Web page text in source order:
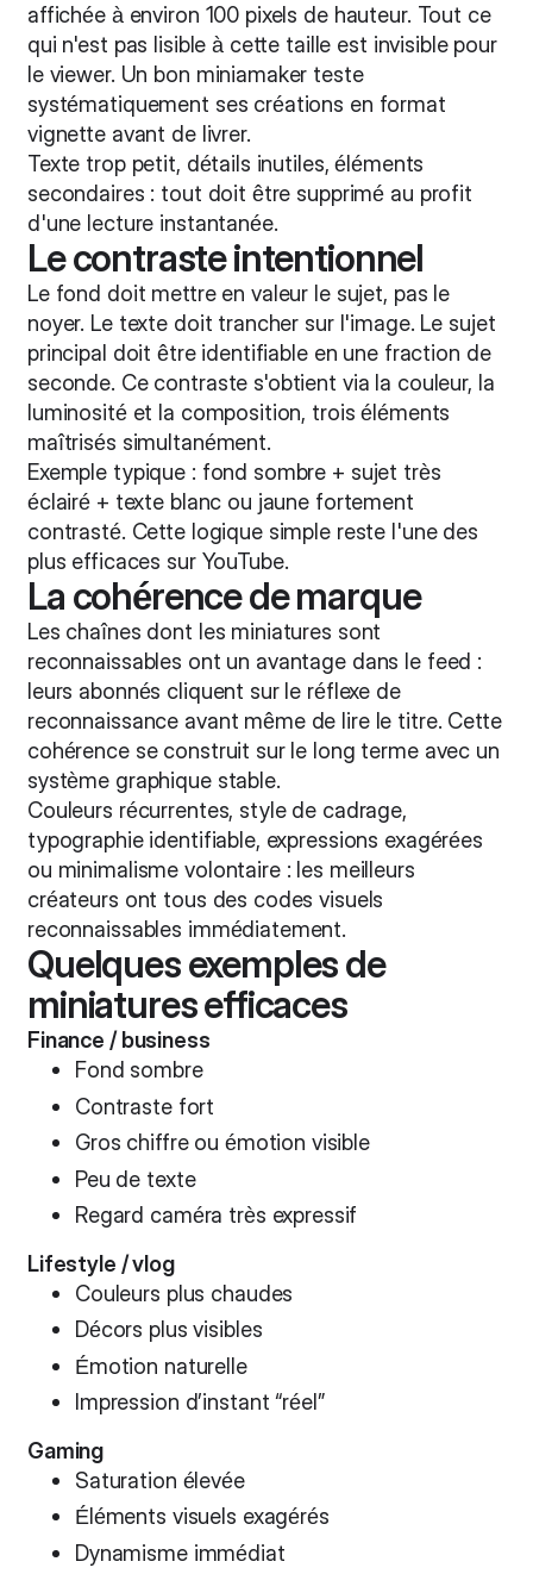
affichée à environ 100 pixels de hauteur. Tout ce
qui n'est pas lisible à cette taille est invisible pour
le viewer. Un bon miniamaker teste
systématiquement ses créations en format
vignette avant de livrer.
Texte trop petit, détails inutiles, éléments
secondaires : tout doit être supprimé au profit
d'une lecture instantanée.
Le contraste intentionnel
Le fond doit mettre en valeur le sujet, pas le
noyer. Le texte doit trancher sur l'image. Le sujet
principal doit être identifiable en une fraction de
seconde. Ce contraste s'obtient via la couleur, la
luminosité et la composition, trois éléments
maîtrisés simultanément.
Exemple typique : fond sombre + sujet très
éclairé + texte blanc ou jaune fortement
contrasté. Cette logique simple reste l'une des
plus efficaces sur YouTube.
La cohérence de marque
Les chaînes dont les miniatures sont
reconnaissables ont un avantage dans le feed :
leurs abonnés cliquent sur le réflexe de
reconnaissance avant même de lire le titre. Cette
cohérence se construit sur le long terme avec un
système graphique stable.
Couleurs récurrentes, style de cadrage,
typographie identifiable, expressions exagérées
ou minimalisme volontaire : les meilleurs
créateurs ont tous des codes visuels
reconnaissables immédiatement.
Quelques exemples de
miniatures efficaces
Finance / business
Fond sombre
Contraste fort
Gros chiffre ou émotion visible
Peu de texte
Regard caméra très expressif
Lifestyle / vlog
Couleurs plus chaudes
Décors plus visibles
Émotion naturelle
Impression d’instant “réel”
Gaming
Saturation élevée
Éléments visuels exagérés
Dynamisme immédiat